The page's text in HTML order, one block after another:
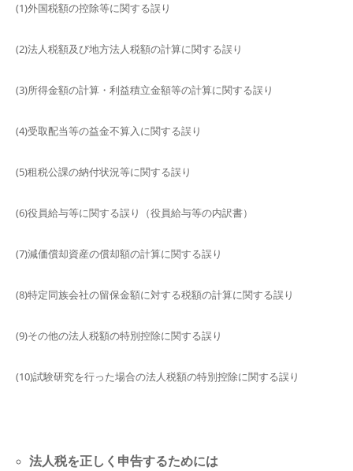
(1)外国税額の控除等に関する誤り
(2)法人税額及び地方法人税額の計算に関する誤り
(3)所得金額の計算・利益積立金額等の計算に関する誤り
(4)受取配当等の益金不算入に関する誤り
(5)租税公課の納付状況等に関する誤り
(6)役員給与等に関する誤り（役員給与等の内訳書）
(7)減価償却資産の償却額の計算に関する誤り
(8)特定同族会社の留保金額に対する税額の計算に関する誤り
(9)その他の法人税額の特別控除に関する誤り
(10)試験研究を行った場合の法人税額の特別控除に関する誤り
法人税を正しく申告するためには